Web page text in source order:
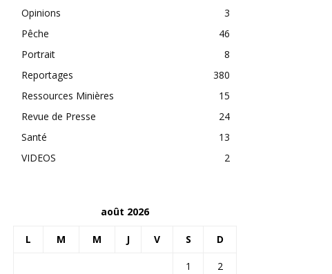
Opinions
3
Pêche
46
Portrait
8
Reportages
380
Ressources Minières
15
Revue de Presse
24
Santé
13
VIDEOS
2
août 2026
L M M J V S D
1
2